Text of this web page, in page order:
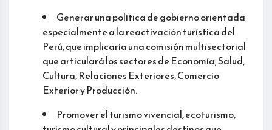
Generar una política de gobierno orientada
especialmente a la reactivación turística del
Perú, que implicaría una comisión multisectorial
que articulará los sectores de Economía, Salud,
Cultura, Relaciones Exteriores, Comercio
Exterior y Producción.
Promover el turismo vivencial, ecoturismo,